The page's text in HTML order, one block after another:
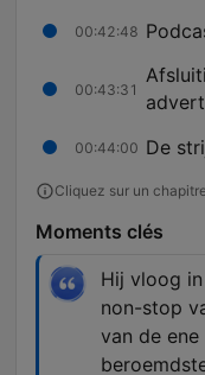
00:42:48
00:43:31
00:44:00 De
Cliquez sur un
Moments clés
Hij vloog
non-stop
van de